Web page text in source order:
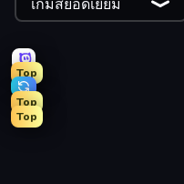
เกมส์ยอดเยี่ยม
Top
Top
Top